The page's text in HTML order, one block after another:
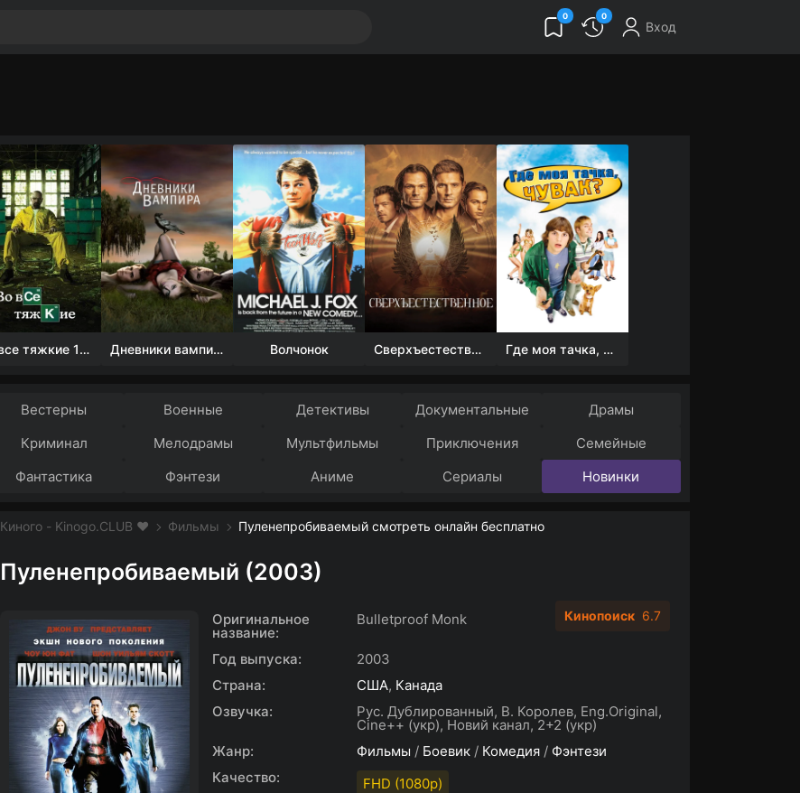
0 0
Вход
Во все тяжкие 1-5 сезон Дневники вампира (4 сезон) Волчонок Сверхъестественное Где моя тачка, чувак?
Вестерны Военные Детективы Документальные
Драмы
Криминал Мелодрамы Мультфильмы Приключения
Семейные
Фантастика Фэнтези Аниме Сериалы Новинки
Киного - Kinogo.CLUB ❤️ Фильмы Пуленепробиваемый смотреть онлайн бесплатно
Пуленепробиваемый (2003)
Оригинальное
название:
Bulletproof Monk
Год выпуска:
2003
Страна:
США, Канада
Озвучка:
Рус. Дублированный, В. Королев, Eng.Original,
Cine++ (укр), Новий канал, 2+2 (укр)
Жанр:
Фильмы / Боевик / Комедия / Фэнтези
Качество:
FHD (1080p)
Кинопоиск 6.7